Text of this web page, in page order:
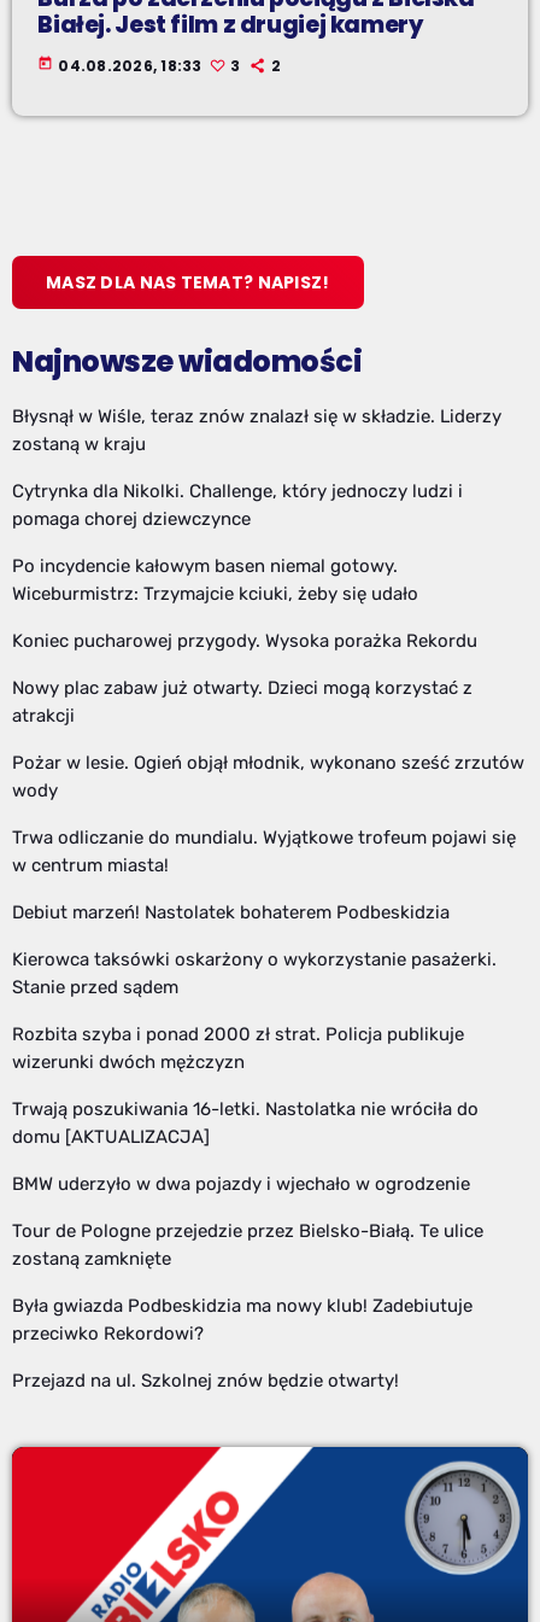
Białej. Jest film z drugiej kamery
today 04.08.2026, 18:33 3 2
MASZ DLA NAS TEMAT? NAPISZ!
Najnowsze wiadomości
Błysnął w Wiśle, teraz znów znalazł się w składzie. Liderzy
zostaną w kraju
Cytrynka dla Nikolki. Challenge, który jednoczy ludzi i
pomaga chorej dziewczynce
Po incydencie kałowym basen niemal gotowy.
Wiceburmistrz: Trzymajcie kciuki, żeby się udało
Koniec pucharowej przygody. Wysoka porażka Rekordu
Nowy plac zabaw już otwarty. Dzieci mogą korzystać z
atrakcji
Pożar w lesie. Ogień objął młodnik, wykonano sześć zrzutów
wody
Trwa odliczanie do mundialu. Wyjątkowe trofeum pojawi się
w centrum miasta!
Debiut marzeń! Nastolatek bohaterem Podbeskidzia
Kierowca taksówki oskarżony o wykorzystanie pasażerki.
Stanie przed sądem
Rozbita szyba i ponad 2000 zł strat. Policja publikuje
wizerunki dwóch mężczyzn
Trwają poszukiwania 16-letki. Nastolatka nie wróciła do
domu [AKTUALIZACJA]
BMW uderzyło w dwa pojazdy i wjechało w ogrodzenie
Tour de Pologne przejedzie przez Bielsko-Białą. Te ulice
zostaną zamknięte
Była gwiazda Podbeskidzia ma nowy klub! Zadebiutuje
przeciwko Rekordowi?
Przejazd na ul. Szkolnej znów będzie otwarty!